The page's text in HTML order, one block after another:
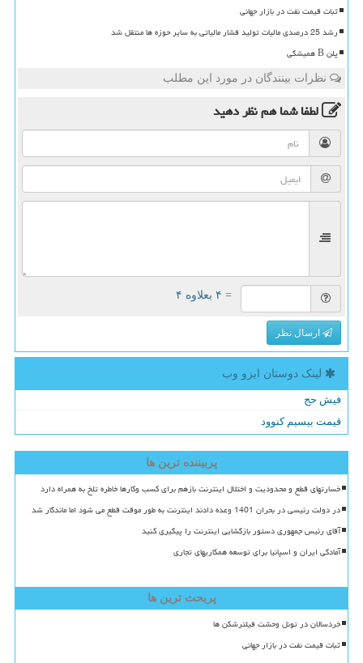
ثبات قیمت نفت در بازار جهانی
رشد 25 درصدی مالیات تولید فشار مالیاتی به سایر حوزه ها منتقل شد
پلن B همیشگی
نظرات بینندگان در مورد این مطلب
لطفا شما همنظر دهید
= ۴ بعلاوه ۴
ارسال نظر
لینک دوستان ایزو وب
فیش حج
قیمت بیسیم کنوود
پربیننده ترین ها
خسارتهای قطع و محدودیت و اختلال اینترنت بازهم برای کسب وکارها خاطره تلخ به همراه دارد
در دولت رئیسی در بحران 1401 وعده دادند اینترنت به طور موقت قطع می شود اما ماندگار شد
آقای رئیس جمهوری دستور بازگشایی اینترنت را پیگیری کنید
آمادگی ایران و اسپانیا برای توسعه همکاریهای تجاری
پربحث ترین ها
خردسالان در تونل وحشت فیلترشکن ها
ثبات قیمت نفت در بازار جهانی